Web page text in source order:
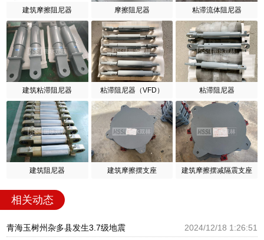
建筑摩擦阻尼器 摩擦阻尼器 粘滞流体阻尼器
建筑粘滞阻尼器 粘滞阻尼器（VFD） 粘滞阻尼器
建筑阻尼器 建筑摩擦摆支座 建筑摩擦摆减隔震支座
相关动态
青海玉树州杂多县发生3.7级地震
2024/12/18 1:26:51